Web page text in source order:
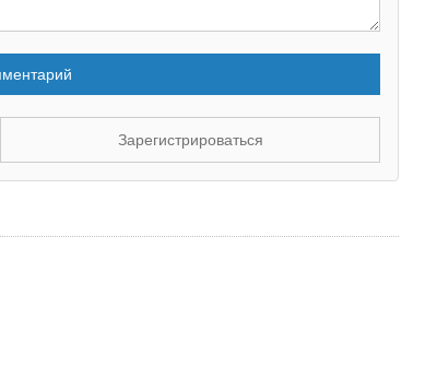
Зарегистрироваться